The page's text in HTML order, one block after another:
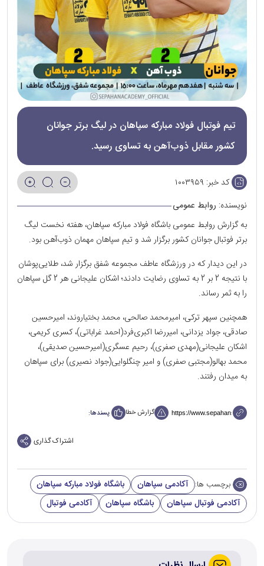
تیم فوتبال فولاد مبارکه سپاهان در لیگ برتر جوانان
کشور مقابل ذوب‌آهن به تساوی رسید.
کد خبر: ۱۰۰۳۹۵۹
نویسنده: روابط عمومی
به گزارش روابط عمومی باشگاه فولاد مبارکه سپاهان، هفته نخست لیگ
برتر فوتبال جوانان کشور برگزار شد و تیم سپاهان مهمان ذوب‌آهن بود.
در این دیدار که در ورزشگاه عاطف مجموعه شفق برگزار شد، طلایی‌پوشان
با نتیجه 2 بر 2 به تساوی رضایت دادند؛ اشکان علیجانی هر 2 گل سپاهان
را به ثمر رساند.
همچنین سپهر ترکی، امیرمحمد صالحی، محمد بختیاروند، امیرحسین
صادقی، جواد یزدانی، امیررضا اکبری‌فرد(احمد غراباتی)، کسری کریمی،
اشکان علیجانی(مهدی صفری)، رحیم عسگری(امیرحسین صدیقی)،
محمد بهالو(مجتبی صفری) و امیر چنگلوایی(جواد نصیری) برای سپاهان
به میدان رفتند.
گزارش خطا پسندها:
اشتراک گذاری
برچسب ها: آکادمی سپاهان
باشگاه فولاد مبارکه سپاهان
آکادمی فوتبال سپاهان
باشگاه سپاهان آکادمی فوتبال